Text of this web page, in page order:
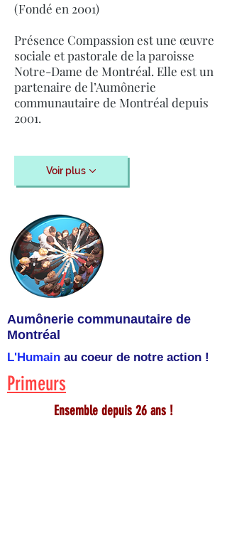
(Fondé en 2001)
Présence Compassion est une œuvre
sociale et pastorale de la paroisse
Notre-Dame de Montréal. Elle est un
partenaire de l’Aumônerie
communautaire de Montréal depuis
2001.
Voir plus
Aumônerie communautaire de
Montréal
L'Humain au coeur de notre action !
Primeurs
Ensemble depuis 26 ans !